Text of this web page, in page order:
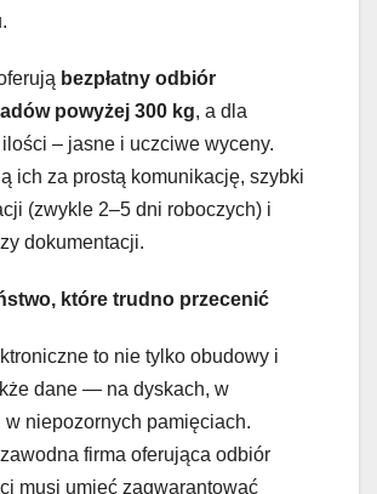
bezpłatny odbiór
powyżej 300 kg, a dla
– jasne i uczciwe wyceny.
ich za prostą komunikację, szybki
(zwykle 2–5 dni roboczych) i
dokumentacji.
które trudno przecenić
to nie tylko obudowy i
dane — na dyskach, w
w niepozornych pamięciach.
firma oferująca odbiór
musi umieć zagwarantować